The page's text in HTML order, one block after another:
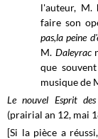
l'auteur, M.
faire son
pas,la peine
M. Daleyrac
que
musique de
Le nouvel Esprit
(prairial an 12, mai
[Si la pièce a